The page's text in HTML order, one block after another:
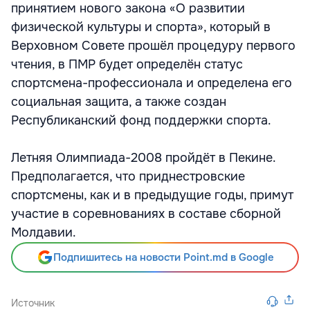
принятием нового закона «О развитии
физической культуры и спорта», который в
Верховном Совете прошёл процедуру первого
чтения, в ПМР будет определён статус
спортсмена-профессионала и определена его
социальная защита, а также создан
Республиканский фонд поддержки спорта.
Летняя Олимпиада-2008 пройдёт в Пекине.
Предполагается, что приднестровские
спортсмены, как и в предыдущие годы, примут
участие в соревнованиях в составе сборной
Молдавии.
Подпишитесь на новости Point.md в Google
Источник